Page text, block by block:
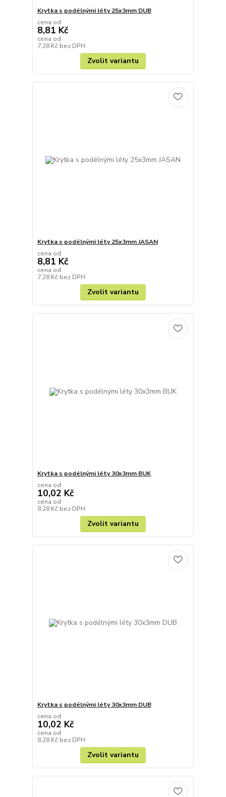
Krytka s podélnými léty 25x3mm DUB
cena od
8,81 Kč
cena od
7,28 Kč bez DPH
Zvolit variantu
Krytka s podélnými léty 25x3mm JASAN
cena od
8,81 Kč
cena od
7,28 Kč bez DPH
Zvolit variantu
Krytka s podélnými léty 30x3mm BUK
cena od
10,02 Kč
cena od
8,28 Kč bez DPH
Zvolit variantu
Krytka s podélnými léty 30x3mm DUB
cena od
10,02 Kč
cena od
8,28 Kč bez DPH
Zvolit variantu